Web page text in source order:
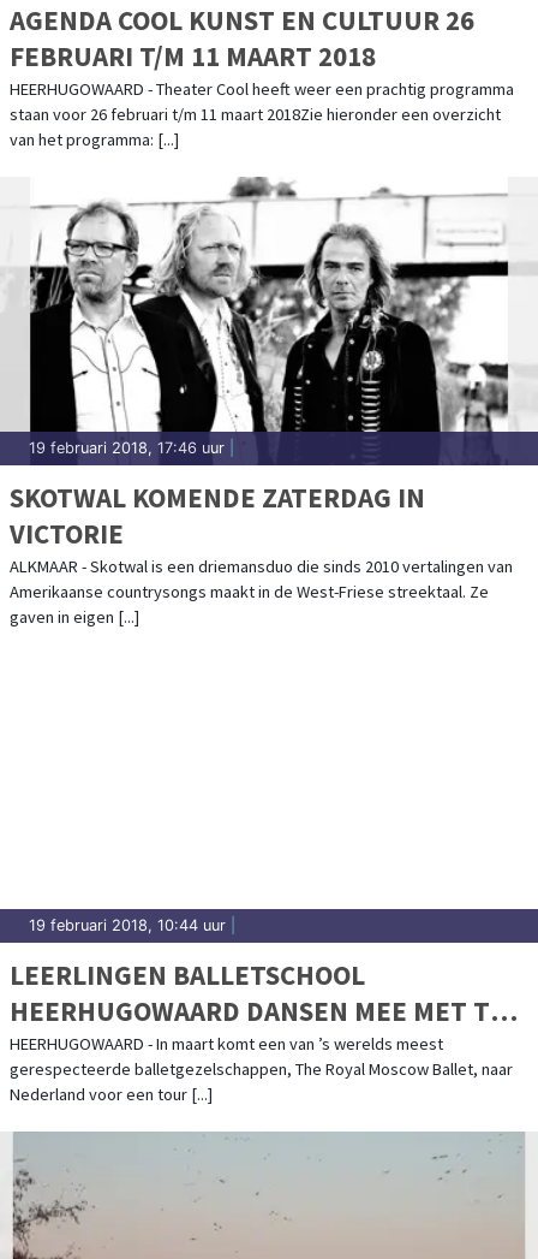
AGENDA COOL KUNST EN CULTUUR 26
FEBRUARI T/M 11 MAART 2018
HEERHUGOWAARD - Theater Cool heeft weer een prachtig programma
staan voor 26 februari t/m 11 maart 2018Zie hieronder een overzicht
van het programma: [...]
19 februari 2018, 17:46 uur
SKOTWAL KOMENDE ZATERDAG IN
VICTORIE
ALKMAAR - Skotwal is een driemansduo die sinds 2010 vertalingen van
Amerikaanse countrysongs maakt in de West-Friese streektaal. Ze
gaven in eigen [...]
19 februari 2018, 10:44 uur
LEERLINGEN BALLETSCHOOL
HEERHUGOWAARD DANSEN MEE MET THE
ROYAL MOSCOW BALLET IN COOL
HEERHUGOWAARD - In maart komt een van ’s werelds meest
gerespecteerde balletgezelschappen, The Royal Moscow Ballet, naar
Nederland voor een tour [...]